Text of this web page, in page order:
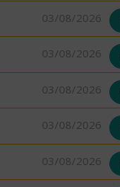
03/08/2026
03/08/2026
03/08/2026
03/08/2026
03/08/2026